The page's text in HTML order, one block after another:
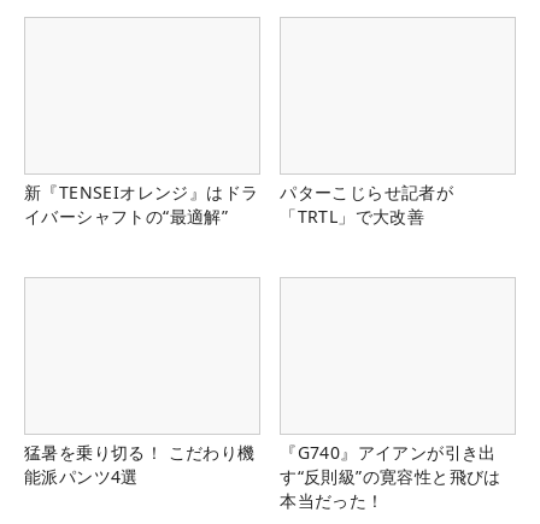
新『TENSEIオレンジ』はドラ
イバーシャフトの“最適解”
パターこじらせ記者が
「TRTL」で大改善
猛暑を乗り切る！ こだわり機
能派パンツ4選
『G740』アイアンが引き出
す“反則級”の寛容性と飛びは
本当だった！